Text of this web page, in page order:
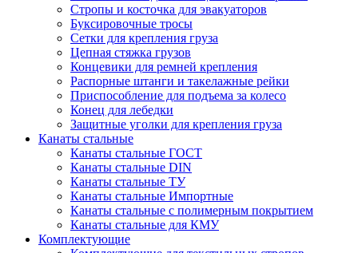
Стропы и косточка для эвакуаторов
Буксировочные тросы
Сетки для крепления груза
Цепная стяжка грузов
Концевики для ремней крепления
Распорные штанги и такелажные рейки
Приспособление для подъема за колесо
Конец для лебедки
Защитные уголки для крепления груза
Канаты стальные
Канаты стальные ГОСТ
Канаты стальные DIN
Канаты стальные ТУ
Канаты стальные Импортные
Канаты стальные с полимерным покрытием
Канаты стальные для КМУ
Комплектующие